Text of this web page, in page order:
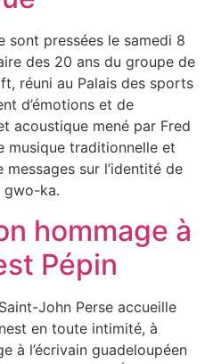
sont pressées le samedi 8
des 20 ans du groupe de
réuni au Palais des sports
d’émotions et de
acoustique mené par Fred
musique traditionnelle et
sur l’identité de
gwo-ka.
hommage à
Pépin
John Perse accueille
en toute intimité, à
à l’écrivain guadeloupéen